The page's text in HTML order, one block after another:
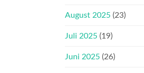
August 2025 (23)
Juli 2025 (19)
Juni 2025 (26)